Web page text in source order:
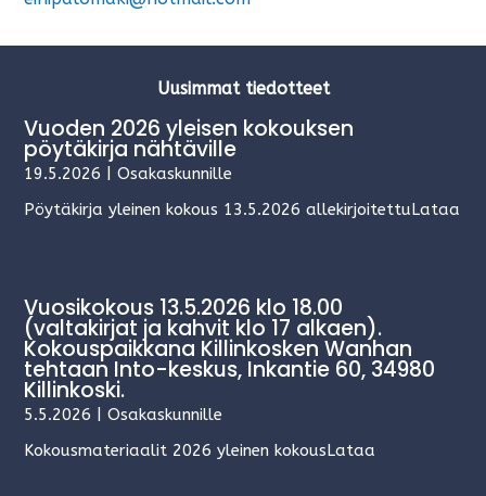
Uusimmat tiedotteet
Vuoden 2026 yleisen kokouksen
pöytäkirja nähtäville
19.5.2026 |Osakaskunnille
Pöytäkirja yleinen kokous 13.5.2026 allekirjoitettuLataa
Vuosikokous 13.5.2026 klo 18.00
(valtakirjat ja kahvit klo 17 alkaen).
Kokouspaikkana Killinkosken Wanhan
tehtaan Into-keskus, Inkantie 60, 34980
Killinkoski.
5.5.2026 |Osakaskunnille
Kokousmateriaalit 2026 yleinen kokousLataa